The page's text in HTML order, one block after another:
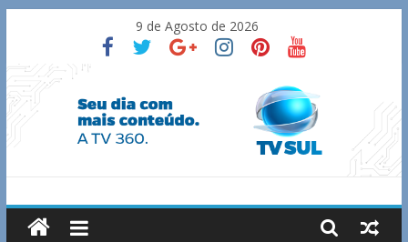
content
9 de Agosto de 2026
TV